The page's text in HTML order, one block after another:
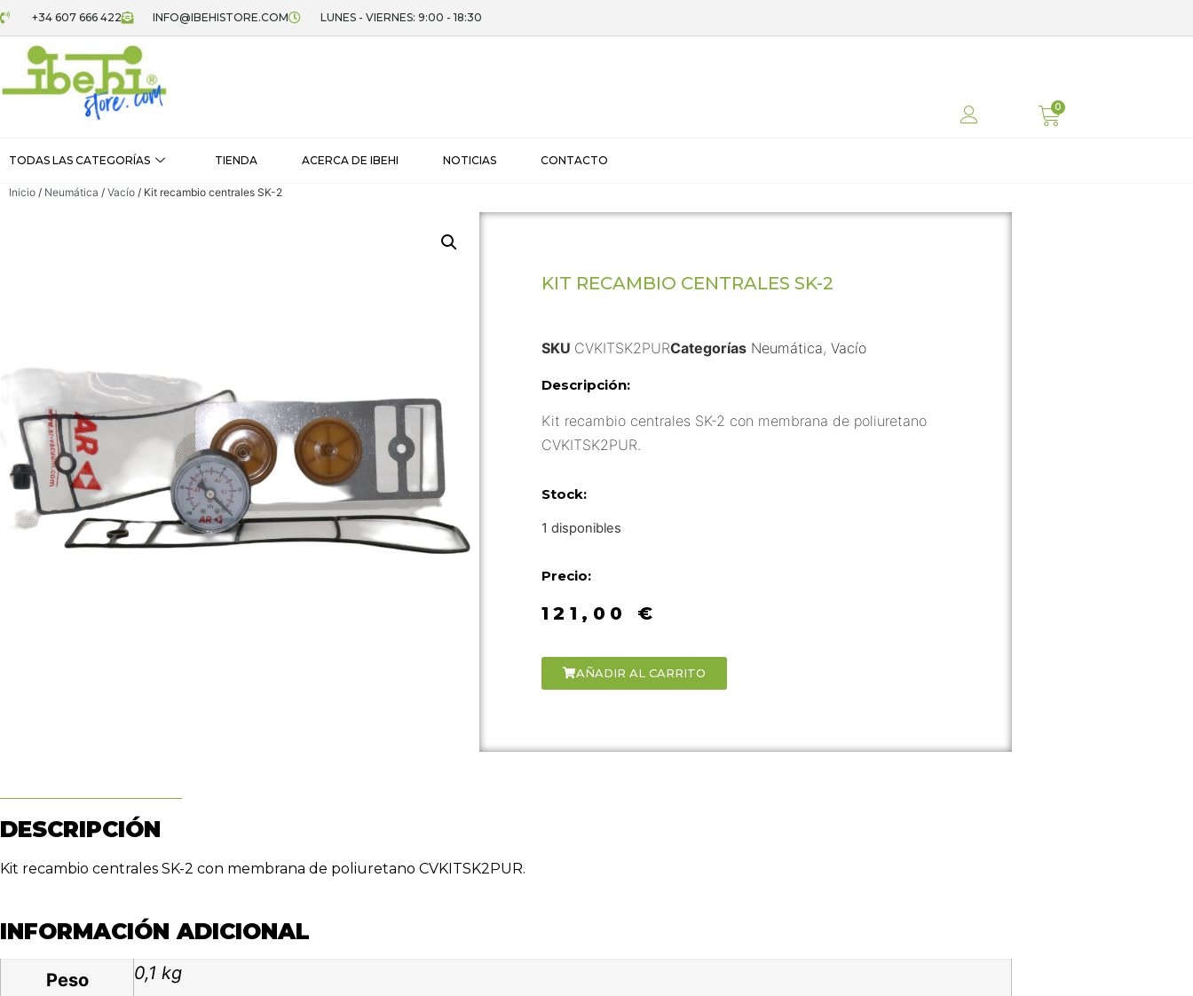
+34 607 666 422 INFO@IBEHISTORE.COM LUNES - VIERNES: 9:00 - 18:30
TODAS LAS CATEGORÍAS TIENDA ACERCA DE IBEHI NOTICIAS CONTACTO
Inicio / Neumática / Vacío / Kit recambio centrales SK-2
KIT RECAMBIO CENTRALES SK-2
SKU CVKITSK2PURCategorías Neumática, Vacío
Descripción:
Kit recambio centrales SK-2 con membrana de poliuretano
CVKITSK2PUR.
Stock:
1 disponibles
Precio:
121,00 €
AÑADIR AL CARRITO
DESCRIPCIÓN
Kit recambio centrales SK-2 con membrana de poliuretano CVKITSK2PUR.
INFORMACIÓN ADICIONAL
Peso 0,1 kg